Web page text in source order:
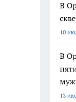
В
10
В
13